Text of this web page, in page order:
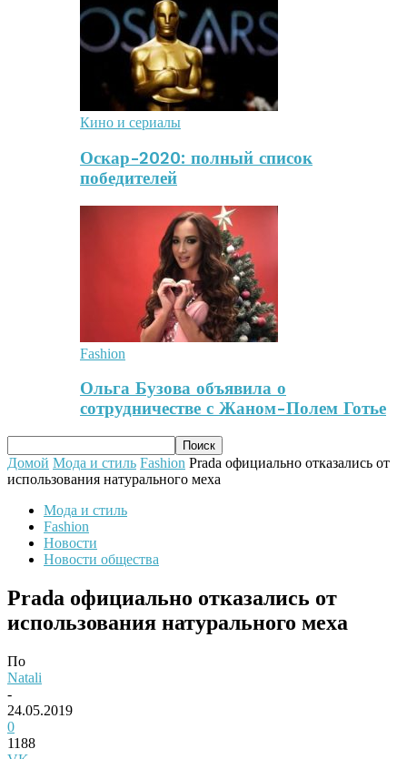
Кино и сериалы
Оскар-2020: полный список
победителей
Fashion
Ольга Бузова объявила о
сотрудничестве с Жаном-Полем Готье
Домой Мода и стиль Fashion Prada официально отказались от
использования натурального меха
Мода и стиль
Fashion
Новости
Новости общества
Prada официально отказались от
использования натурального меха
По
Natali
-
24.05.2019
0
1188